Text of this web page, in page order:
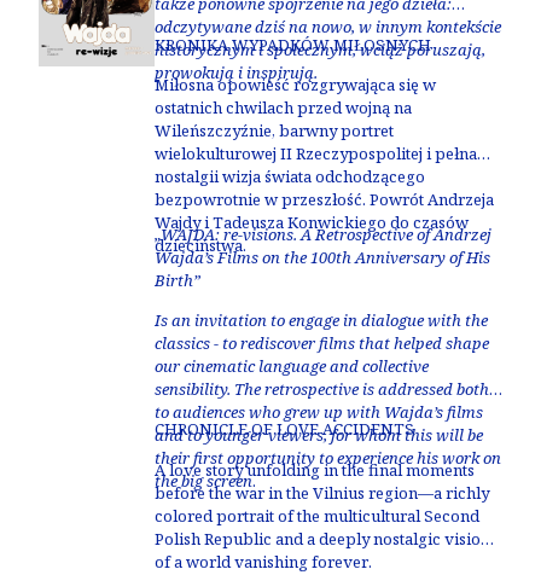
odczytywane dziś na nowo, w innym kontekście
historycznym i społecznym, wciąż poruszają,
prowokują i inspirują.
KRONIKA WYPADKÓW MIŁOSNYCH
Miłosna opowieść rozgrywająca się w
ostatnich chwilach przed wojną na
Wileńszczyźnie, barwny portret
wielokulturowej II Rzeczypospolitej i pełna
nostalgii wizja świata odchodzącego
bezpowrotnie w przeszłość. Powrót Andrzeja
Wajdy i Tadeusza Konwickiego do czasów
dzieciństwa.
„WAJDA: re-visions. A Retrospective of Andrzej
Wajda’s Films on the 100th Anniversary of His
Birth”
Is an invitation to engage in dialogue with the
classics - to rediscover films that helped shape
our cinematic language and collective
sensibility. The retrospective is addressed both
to audiences who grew up with Wajda’s films
and to younger viewers, for whom this will be
their first opportunity to experience his work on
the big screen.
CHRONICLE OF LOVE ACCIDENTS
A love story unfolding in the final moments
before the war in the Vilnius region—a richly
colored portrait of the multicultural Second
Polish Republic and a deeply nostalgic vision
of a world vanishing forever.